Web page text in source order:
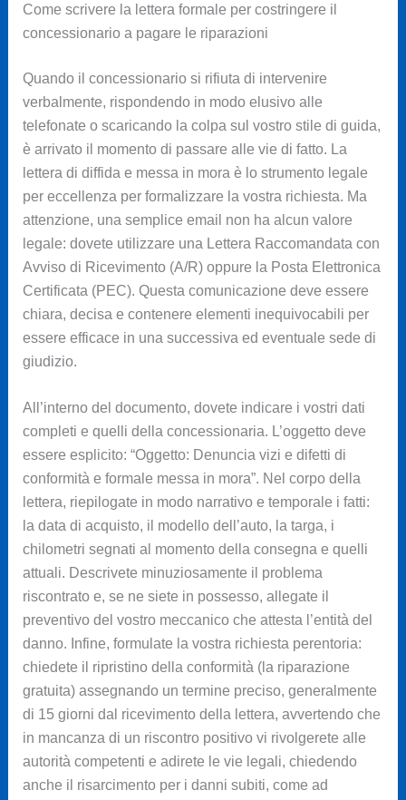
Come scrivere la lettera formale per costringere il
concessionario a pagare le riparazioni
Quando il concessionario si rifiuta di intervenire
verbalmente, rispondendo in modo elusivo alle
telefonate o scaricando la colpa sul vostro stile di guida,
è arrivato il momento di passare alle vie di fatto. La
lettera di diffida e messa in mora è lo strumento legale
per eccellenza per formalizzare la vostra richiesta. Ma
attenzione, una semplice email non ha alcun valore
legale: dovete utilizzare una Lettera Raccomandata con
Avviso di Ricevimento (A/R) oppure la Posta Elettronica
Certificata (PEC). Questa comunicazione deve essere
chiara, decisa e contenere elementi inequivocabili per
essere efficace in una successiva ed eventuale sede di
giudizio.
All’interno del documento, dovete indicare i vostri dati
completi e quelli della concessionaria. L’oggetto deve
essere esplicito: “Oggetto: Denuncia vizi e difetti di
conformità e formale messa in mora”. Nel corpo della
lettera, riepilogate in modo narrativo e temporale i fatti:
la data di acquisto, il modello dell’auto, la targa, i
chilometri segnati al momento della consegna e quelli
attuali. Descrivete minuziosamente il problema
riscontrato e, se ne siete in possesso, allegate il
preventivo del vostro meccanico che attesta l’entità del
danno. Infine, formulate la vostra richiesta perentoria:
chiedete il ripristino della conformità (la riparazione
gratuita) assegnando un termine preciso, generalmente
di 15 giorni dal ricevimento della lettera, avvertendo che
in mancanza di un riscontro positivo vi rivolgerete alle
autorità competenti e adirete le vie legali, chiedendo
anche il risarcimento per i danni subiti, come ad